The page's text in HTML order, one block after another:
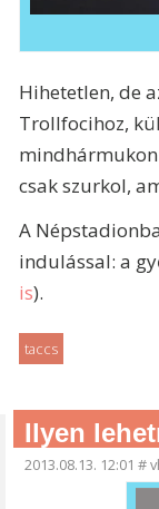
Hihetetlen, de
Trollfocihoz,
mindhármukon
csak szurkol,
A
indulással: a
is).
taccs
Ilyen
2013.08.13. 12:01 #